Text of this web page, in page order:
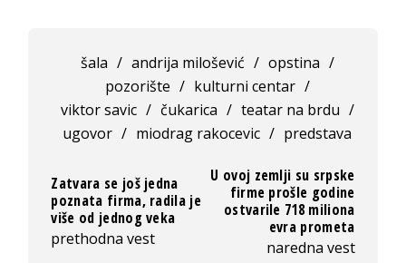
šala / andrija milošević / opstina /
pozorište / kulturni centar /
viktor savic / čukarica / teatar na brdu /
ugovor / miodrag rakocevic / predstava
Zatvara se još jedna
poznata firma, radila je
više od jednog veka
prethodna vest
U ovoj zemlji su srpske
firme prošle godine
ostvarile 718 miliona
evra prometa
naredna vest